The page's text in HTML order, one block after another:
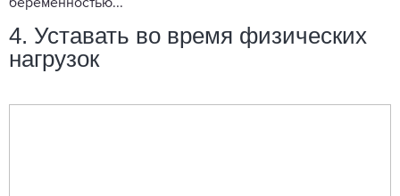
беременностью...
4. Уставать во время физических
нагрузок